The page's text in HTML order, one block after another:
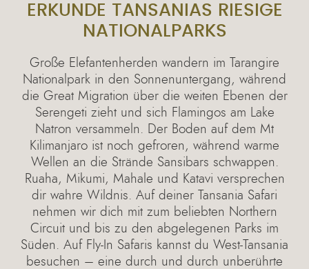
ERKUNDE TANSANIAS RIESIGE
NATIONALPARKS
Große Elefantenherden wandern im Tarangire
Nationalpark in den Sonnenuntergang, während
die Great Migration über die weiten Ebenen der
Serengeti zieht und sich Flamingos am Lake
Natron versammeln. Der Boden auf dem Mt
Kilimanjaro ist noch gefroren, während warme
Wellen an die Strände Sansibars schwappen.
Ruaha, Mikumi, Mahale und Katavi versprechen
dir wahre Wildnis. Auf deiner Tansania Safari
nehmen wir dich mit zum beliebten Northern
Circuit und bis zu den abgelegenen Parks im
Süden. Auf Fly-In Safaris kannst du West-Tansania
besuchen – eine durch und durch unberührte